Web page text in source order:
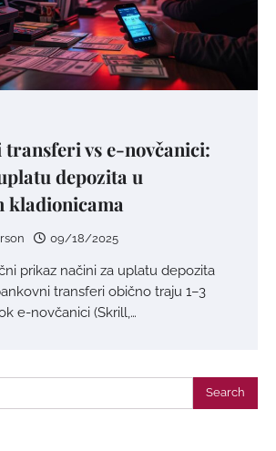
vs e-novčanici:
depozita u
kladionicama
09/18/2025
prikaz načini za uplatu depozita
transferi obično traju 1–3
e-novčanici (Skrill,…